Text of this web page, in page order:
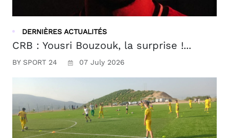
DERNIÈRES ACTUALITÉS
CRB : Yousri Bouzouk, la surprise !...
BY SPORT 24 07 July 2026